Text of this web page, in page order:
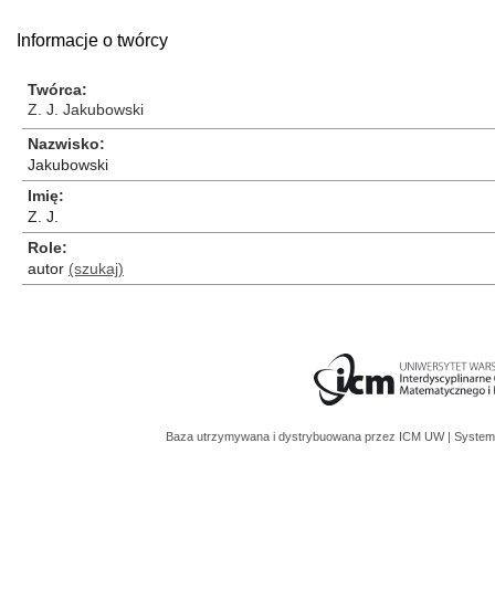
Informacje o twórcy
Twórca
Z. J. Jakubowski
Nazwisko
Jakubowski
Imię
Z. J.
Role
autor (szukaj)
Baza utrzymywana i dystrybuowana przez ICM UW |